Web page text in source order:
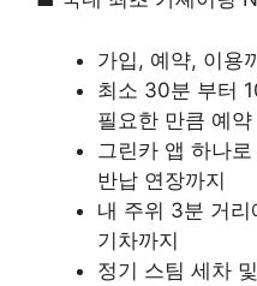
가입, 예약, 이용
최소 30분 부터
필요한 만큼 예약
그린카 앱 하나
반납 연장까지
내 주위 3분 거리
기차까지
정기 스팀 세차